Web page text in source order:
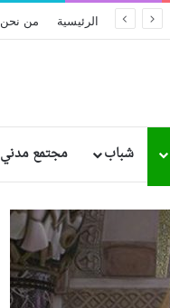
الرئيسية من نحن
شباب مجتمع مدني